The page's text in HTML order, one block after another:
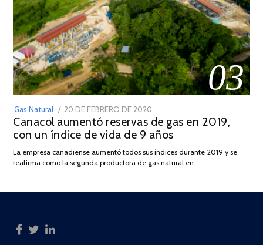
03
Gas Natural
POSTED
ON
20 DE FEBRERO DE 2020
DE
JULIO
2025
Canacol aumentó reservas de gas en 2019,
con un índice de vida de 9 años
La empresa canadiense aumentó todos sus índices durante 2019 y se
reafirma como la segunda productora de gas natural en …